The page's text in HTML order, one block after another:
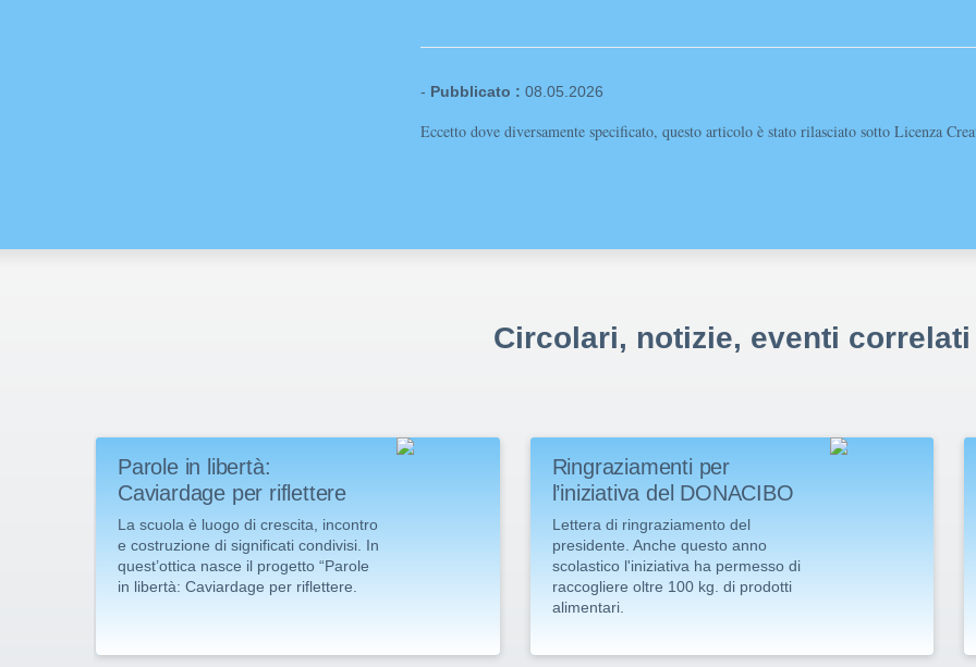
- Pubblicato : 08.05.2026
Eccetto dove diversamente specificato, questo articolo è stato rilasciato sotto Licenza
Circolari, notizie, eventi correlati
Parole in libertà:
Caviardage per riflettere
La scuola è luogo di crescita, incontro
e costruzione di significati condivisi. In
quest’ottica nasce il progetto “Parole
in libertà: Caviardage per riflettere.
Ringraziamenti per
l’iniziativa del DONACIBO
Lettera di ringraziamento del
presidente. Anche questo anno
scolastico l'iniziativa ha permesso di
raccogliere oltre 100 kg. di prodotti
alimentari.